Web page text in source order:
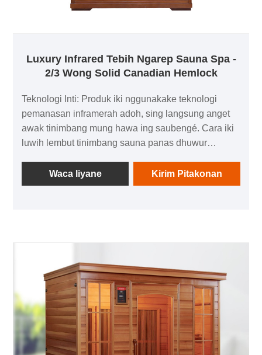
Luxury Infrared Tebih Ngarep Sauna Spa -
2/3 Wong Solid Canadian Hemlock
Teknologi Inti: Produk iki nggunakake teknologi
pemanasan inframerah adoh, sing langsung anget
awak tinimbang mung hawa ing saubengé. Cara iki
luwih lembut tinimbang sauna panas dhuwur
dadi becik kanggo wong sing seneng detoksifikasi
tanpa panas banget.
Waca liyane Kirim Pitakonan